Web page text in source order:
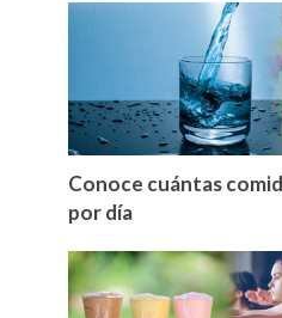
Conoce cuántas
por día